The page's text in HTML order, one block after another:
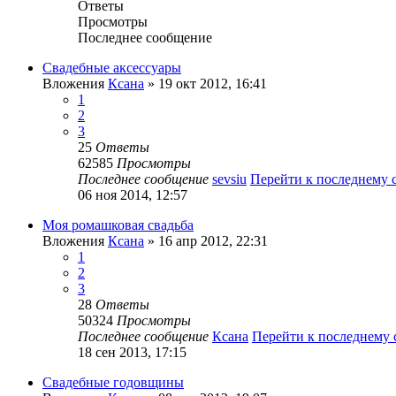
Ответы
Просмотры
Последнее сообщение
Свадебные аксессуары
Вложения Ксана » 19 окт 2012, 16:41
1
2
3
25 Ответы
62585 Просмотры
Последнее сообщение sevsiu Перейти к последнему
06 ноя 2014, 12:57
Моя ромашковая свадьба
Вложения Ксана » 16 апр 2012, 22:31
1
2
3
28 Ответы
50324 Просмотры
Последнее сообщение Ксана Перейти к
18 сен 2013, 17:15
Свадебные годовщины